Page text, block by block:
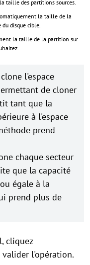
taille des partitions sources.
la taille de la
disque cible.
la taille de la partition sur
clone l'espace
de cloner
tant que la
à l'espace
prend
chaque secteur
que la capacité
égale à la
prend plus de
cliquez
l'opération.